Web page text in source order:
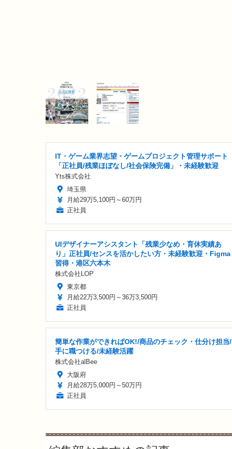
IT・ゲーム業界志望・ゲームプロジェクト管理サポート
「正社員/残業ほぼなし/社会保険完備」・未経験歓迎
Yts株式会社
埼玉県
月給29万5,100円～60万円
正社員
UIデザイナーアシスタント「残業少なめ・育休実績あ
り」正社員/センスを活かしたい方・未経験歓迎・Figma
習得・港区六本木
株式会社LOP
東京都
月給22万3,500円～36万3,500円
正社員
簡単な作業ができればOK!/商品のチェック・仕分け担当/
手に職つける/未経験活躍
株式会社alBee
大阪府
月給28万5,000円～50万円
正社員